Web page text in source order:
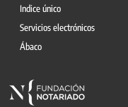
Indice único
Servicios electrónicos
Ábaco